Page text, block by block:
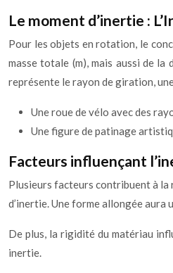
Le moment d’inertie :
Pour les objets en rotation, le
masse totale (m), mais aussi de
représente le rayon de giration,
Une roue de vélo avec des
Une figure de patinage
Facteurs influençant
Plusieurs facteurs contribuent à la
d’inertie. Une forme allongée aura
De plus, la rigidité du matériau
inertie.